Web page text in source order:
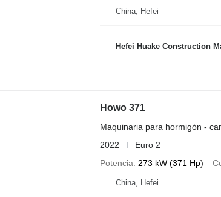
China, Hefei
Hefei Huake Construction
Howo 371
Maquinaria para hormigón -
2022
Euro 2
Potencia
273 kW (371 Hp)
China, Hefei